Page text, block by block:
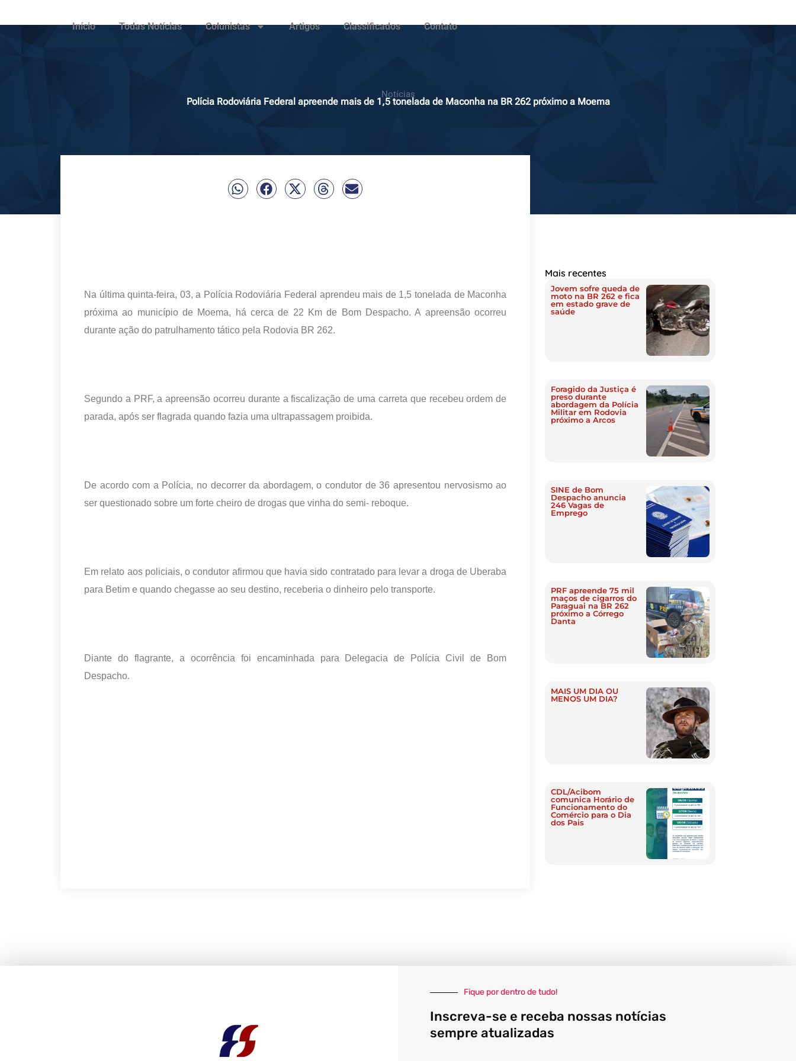
Início Todas Notícias Colunistas Artigos Classificados Contato
Notícias
Polícia Rodoviária Federal apreende mais de 1,5 tonelada de Maconha na BR 262 próximo a Moema
Na última quinta-feira, 03, a Polícia Rodoviária Federal aprendeu mais de 1,5 tonelada de Maconha
próxima ao município de Moema, há cerca de 22 Km de Bom Despacho. A apreensão ocorreu
durante ação do patrulhamento tático pela Rodovia BR 262.
Segundo a PRF, a apreensão ocorreu durante a fiscalização de uma carreta que recebeu ordem de
parada, após ser flagrada quando fazia uma ultrapassagem proibida.
De acordo com a Polícia, no decorrer da abordagem, o condutor de 36 apresentou nervosismo ao
ser questionado sobre um forte cheiro de drogas que vinha do semi- reboque.
Em relato aos policiais, o condutor afirmou que havia sido contratado para levar a droga de Uberaba
para Betim e quando chegasse ao seu destino, receberia o dinheiro pelo transporte.
Diante do flagrante, a ocorrência foi encaminhada para Delegacia de Polícia Civil de Bom
Despacho.
Mais recentes
Jovem sofre queda de
moto na BR 262 e fica
em estado grave de
saúde
Foragido da Justiça é
preso durante
abordagem da Polícia
Militar em Rodovia
próximo a Arcos
SINE de Bom
Despacho anuncia
246 Vagas de
Emprego
PRF apreende 75 mil
maços de cigarros do
Paraguai na BR 262
próximo a Córrego
Danta
MAIS UM DIA OU
MENOS UM DIA?
CDL/Acibom
comunica Horário de
Funcionamento do
Comércio para o Dia
dos Pais
Fique por dentro de tudo!
Inscreva-se e receba nossas notícias
sempre atualizadas